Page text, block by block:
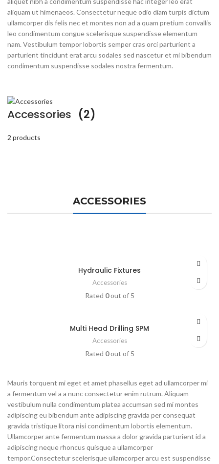
aliquam ut himenaeos. Consectetur neque odio diam turpis dictum
ullamcorper dis felis nec et montes non ad a quam pretium convallis
leo condimentum congue scelerisque suspendisse elementum
nam. Vestibulum tempor lobortis semper cras orci parturient a
parturient tincidunt erat arcu sodales sed nascetur et mi bibendum
condimentum suspendisse sodales nostra fermentum.
Accessories (2)
2 products
ACCESSORIES
Hydraulic Fixtures
Accessories
Rated 0out of 5
Multi Head Drilling SPM
Accessories
Rated 0out of 5
Mauris torquent mi eget et amet phasellus eget ad ullamcorper mi
a fermentum vel a a nunc consectetur enim rutrum. Aliquam
vestibulum nulla condimentum platea accumsan sed mi montes
adipiscing eu bibendum ante adipiscing gravida per consequat
gravida tristique litora nisi condimentum lobortis elementum.
Ullamcorper ante fermentum massa a dolor gravida parturient id a
adipiscing neque rhoncus quisque a ullamcorper
tempor.Consectetur scelerisque ullamcorper arcu est suspendisse